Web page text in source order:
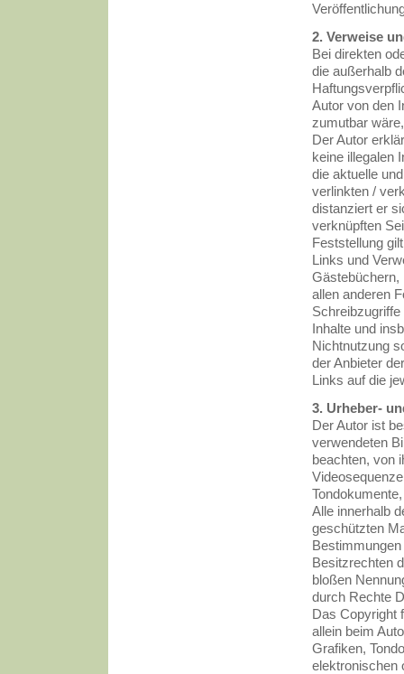
2. Verweise
Bei direkten
die außerhalb
Autor von den
zumutbar
Der Autor
keine illegalen
die aktuelle
verlinkten /
distanziert er
verknüpften
Feststellung
Links und
Gästebüchern,
allen anderen
Inhalte und
Nichtnutzung
der Anbieter
Links auf die
3. Urheber-
Der Autor ist
verwendeten
beachten, von
Alle innerhalb
geschützten
Besitzrechten
bloßen
durch Rechte
Das Copyright
allein beim
Grafiken,
elektronischen